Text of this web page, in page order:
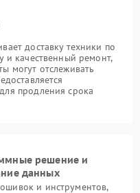
доставку техники по
и качественный ремонт,
могут отслеживать
продления срока
решение и
данных
и инструментов,